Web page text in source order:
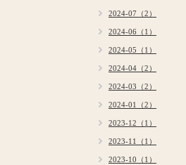
2024-07（2）
2024-06（1）
2024-05（1）
2024-04（2）
2024-03（2）
2024-01（2）
2023-12（1）
2023-11（1）
2023-10（1）